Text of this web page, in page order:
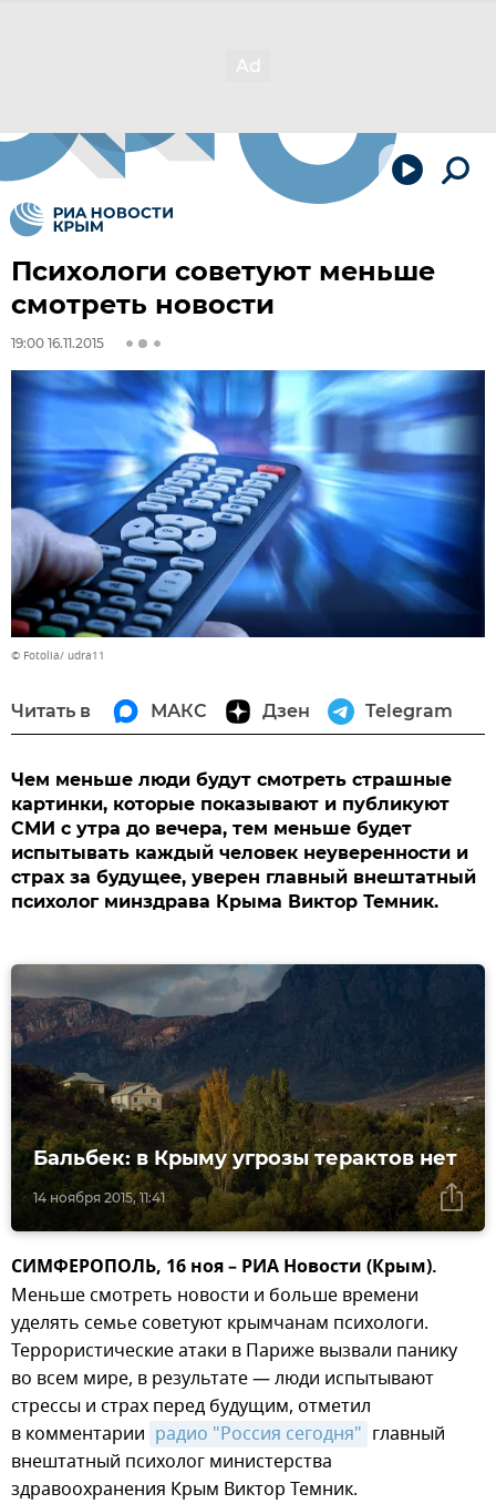
Психологи советуют меньше
смотреть новости
19:00 16.11.2015
© Fotolia/ udra11
Читать в МАКС Дзен Telegram
Чем меньше люди будут смотреть страшные
картинки, которые показывают и публикуют
СМИ с утра до вечера, тем меньше будет
испытывать каждый человек неуверенности и
страх за будущее, уверен главный внештатный
психолог минздрава Крыма Виктор Темник.
14 ноября 2015, 11:41
Бальбек: в Крыму угрозы терактов нет
СИМФЕРОПОЛЬ, 16 ноя – РИА Новости (Крым).
Меньше смотреть новости и больше времени
уделять семье советуют крымчанам психологи.
Террористические атаки в Париже вызвали панику
во всем мире, в результате — люди испытывают
стрессы и страх перед будущим, отметил
в комментарии радио "Россия сегодня" главный
внештатный психолог министерства
здравоохранения Крым Виктор Темник.